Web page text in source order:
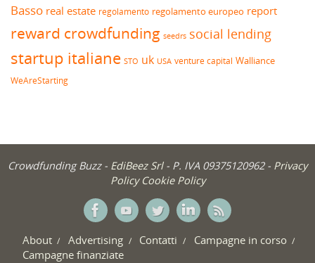
Basso real estate regolamento regolamento europeo report
reward crowdfunding seedrs social lending
startup italiane STO uk USA venture capital Walliance
WeAreStarting
Crowdfunding Buzz - EdiBeez Srl - P. IVA 09375120962 - Privacy
Policy Cookie Policy
About Advertising Contatti
Campagne in corso
Campagne finanziate